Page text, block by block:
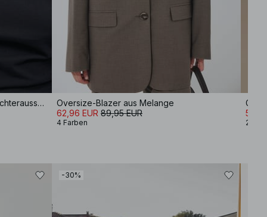
Tailliertes Baumwoll-T-Shirt mit Trichterausschnitt
Oversize-Blazer aus Melange
62,96 EUR 89,95 EUR
4 Farben 2
-30%